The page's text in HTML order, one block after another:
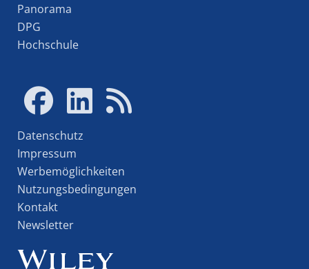
Panorama
DPG
Hochschule
Datenschutz
Impressum
Werbemöglichkeiten
Nutzungsbedingungen
Kontakt
Newsletter